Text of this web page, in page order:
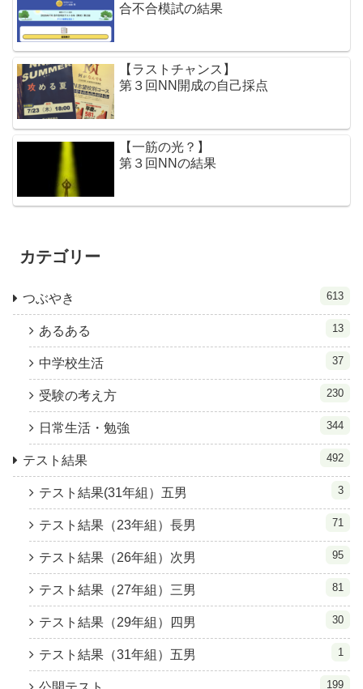
合不合模試の結果
【ラストチャンス】
第３回NN開成の自己採点
【一筋の光？】
第３回NNの結果
カテゴリー
つぶやき 613
あるある 13
中学校生活 37
受験の考え方 230
日常生活・勉強 344
テスト結果 492
テスト結果(31年組）五男 3
テスト結果（23年組）長男 71
テスト結果（26年組）次男 95
テスト結果（27年組）三男 81
テスト結果（29年組）四男 30
テスト結果（31年組）五男 1
199